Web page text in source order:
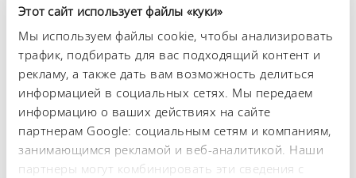
Этот сайт использует файлы «куки»
Мы используем файлы cookie, чтобы анализировать
трафик, подбирать для вас подходящий контент и
рекламу, а также дать вам возможность делиться
информацией в социальных сетях. Мы передаем
информацию о ваших действиях на сайте
партнерам Google: социальным сетям и компаниям,
занимающимся рекламой и веб-аналитикой. Наши
партнеры могут комбинировать эти сведения с
Диапазон рабочих температур
-25 ... 200 °C
Диапазон температуры окружающей среды
5 ... 40 °C
Постоянство температурного режима
0.02 ± K
Теплопроизводительность, макс.